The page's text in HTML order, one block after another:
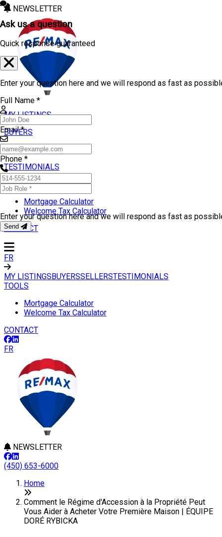
NEWSLETTER
MY LISTINGS
BUYERS
SELLERS
TESTIMONIALS
TOOLS
Mortgage Calculator
Welcome Tax Calculator
CONTACT
FR
MY LISTINGSBUYERSSELLERSTESTIMONIALS
TOOLS
Mortgage Calculator
Welcome Tax Calculator
CONTACT
FR
NEWSLETTER
(450) 653-6000
Home
Comment le Régime d'Accession à la Propriété Peut
Vous Aider à Acheter Votre Première Maison | ÉQUIPE
DORÉ RYBICKA
Ask us a question
Quick response guaranteed
Enter your question here and we will respond as fast as
Full Name *
Email *
Phone *
Enter your question here and we will respond as fast as
Send